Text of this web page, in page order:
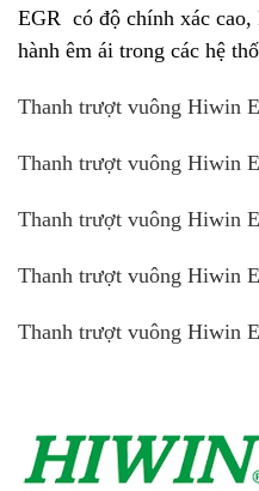
EGR có độ chính xác
hành êm ái trong các hệ
Thanh trượt vuông Hiwin
Thanh trượt vuông Hiwin
Thanh trượt vuông Hiwin
Thanh trượt vuông Hiwin
Thanh trượt vuông Hiwin